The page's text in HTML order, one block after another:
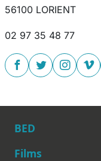
56100 LORIENT
02 97 35 48 77
BED
Films